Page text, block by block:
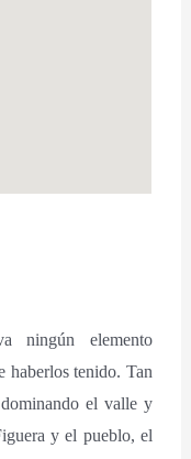
ningún elemento
haberlos tenido. Tan
el valle y
y el pueblo, el